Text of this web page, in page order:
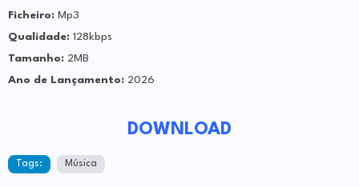
Ficheiro: Mp3
Qualidade: 128kbps
Tamanho: 2MB
Ano de Lançamento: 2026
DOWNLOAD
Tags: Música